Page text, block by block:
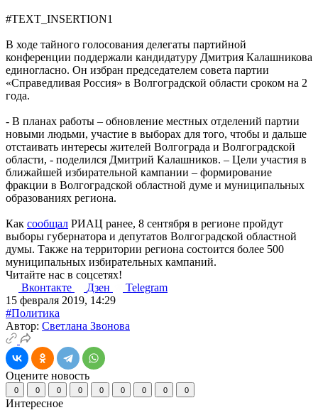
#TEXT_INSERTION1
В ходе тайного голосования делегаты партийной
конференции поддержали кандидатуру Дмитрия Калашникова
единогласно. Он избран председателем совета партии
«Справедливая Россия» в Волгоградской области сроком на 2
года.
- В планах работы – обновление местных отделений партии
новыми людьми, участие в выборах для того, чтобы и дальше
отстаивать интересы жителей Волгограда и Волгоградской
области, - поделился Дмитрий Калашников. – Цели участия в
ближайшей избирательной кампании – формирование
фракции в Волгоградской областной думе и муниципальных
образованиях региона.
Как сообщал РИАЦ ранее, 8 сентября в регионе пройдут
выборы губернатора и депутатов Волгоградской областной
думы. Также на территории региона состоится более 500
муниципальных избирательных кампаний.
Читайте нас в соцсетях!
Вконтакте
Дзен
Telegram
15 февраля 2019, 14:29
#Политика
Автор: Светлана Звонова
Оцените новость
0 0 0 0 0 0 0 0 0
Интересное